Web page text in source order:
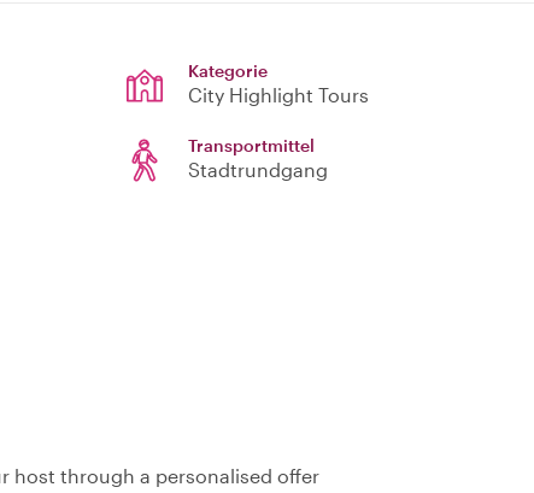
Kategorie
City Highlight Tours
Transportmittel
Stadtrundgang
host through a personalised offer